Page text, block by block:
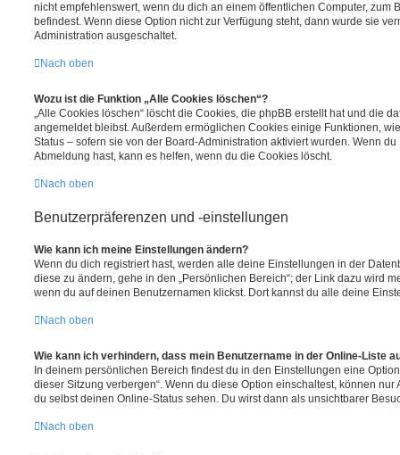
nicht empfehlenswert, wenn du dich an einem öffentlichen Computer, zum
befindest. Wenn diese Option nicht zur Verfügung steht, dann wurde sie
Administration ausgeschaltet.
Nach oben
Wozu ist die Funktion „Alle Cookies löschen“?
„Alle Cookies löschen“ löscht die Cookies, die phpBB erstellt hat und die
angemeldet bleibst. Außerdem ermöglichen Cookies einige Funktionen,
Status – sofern sie von der Board-Administration aktiviert wurden. Wenn
Abmeldung hast, kann es helfen, wenn du die Cookies löscht.
Nach oben
Benutzerpräferenzen und -einstellungen
Wie kann ich meine Einstellungen ändern?
Wenn du dich registriert hast, werden alle deine Einstellungen in der
diese zu ändern, gehe in den „Persönlichen Bereich“; der Link dazu wird
wenn du auf deinen Benutzernamen klickst. Dort kannst du alle deine
Nach oben
Wie kann ich verhindern, dass mein Benutzername in der Online-Liste
In deinem persönlichen Bereich findest du in den Einstellungen eine
dieser Sitzung verbergen“. Wenn du diese Option einschaltest, können
du selbst deinen Online-Status sehen. Du wirst dann als unsichtbarer
Nach oben